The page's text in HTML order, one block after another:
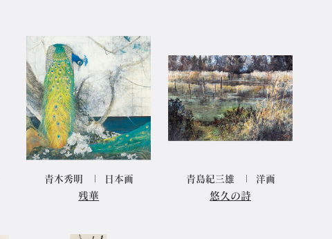
青木秀明 日本画
残華
青島紀三雄 洋画
悠久の詩